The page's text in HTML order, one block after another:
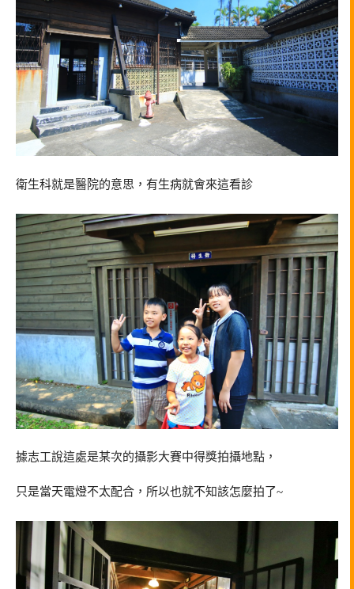
衛生科就是醫院的意思，有生病就會來這看診
據志工說這處是某次的攝影大賽中得獎拍攝地點，
只是當天電燈不太配合，所以也就不知該怎麼拍了~